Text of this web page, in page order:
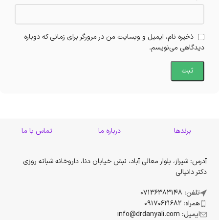
ذخیره نام، ایمیل و وبسایت من در مرورگر برای زمانی که دوباره
دیدگاهی می‌نویسم.
برندها درباره ما تماس با ما
آدرس: شیراز، بلوار معالی آباد، نبش خیابان دنا، داروخانه شبانه روزی
دکتر دانیالی
تلفن: 07136383148
همراه: 09170621682
ایمیل: info@drdanyali.com